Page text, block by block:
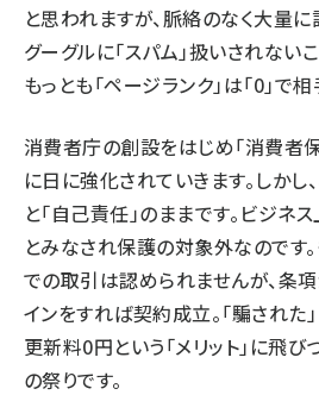
と思われますが、脈絡のなく大量
グーグルに「スパム」扱いされない
もっとも「ページランク」は「0」で
消費者庁の創設をはじめ「消費者
に日に強化されていきます。しかし
と「自己責任」のままです。ビジネ
とみなされ保護の対象外なのです
での取引は認められませんが、条
インをすれば契約成立。「騙された
更新料0円という「メリット」に飛
の祭りです。